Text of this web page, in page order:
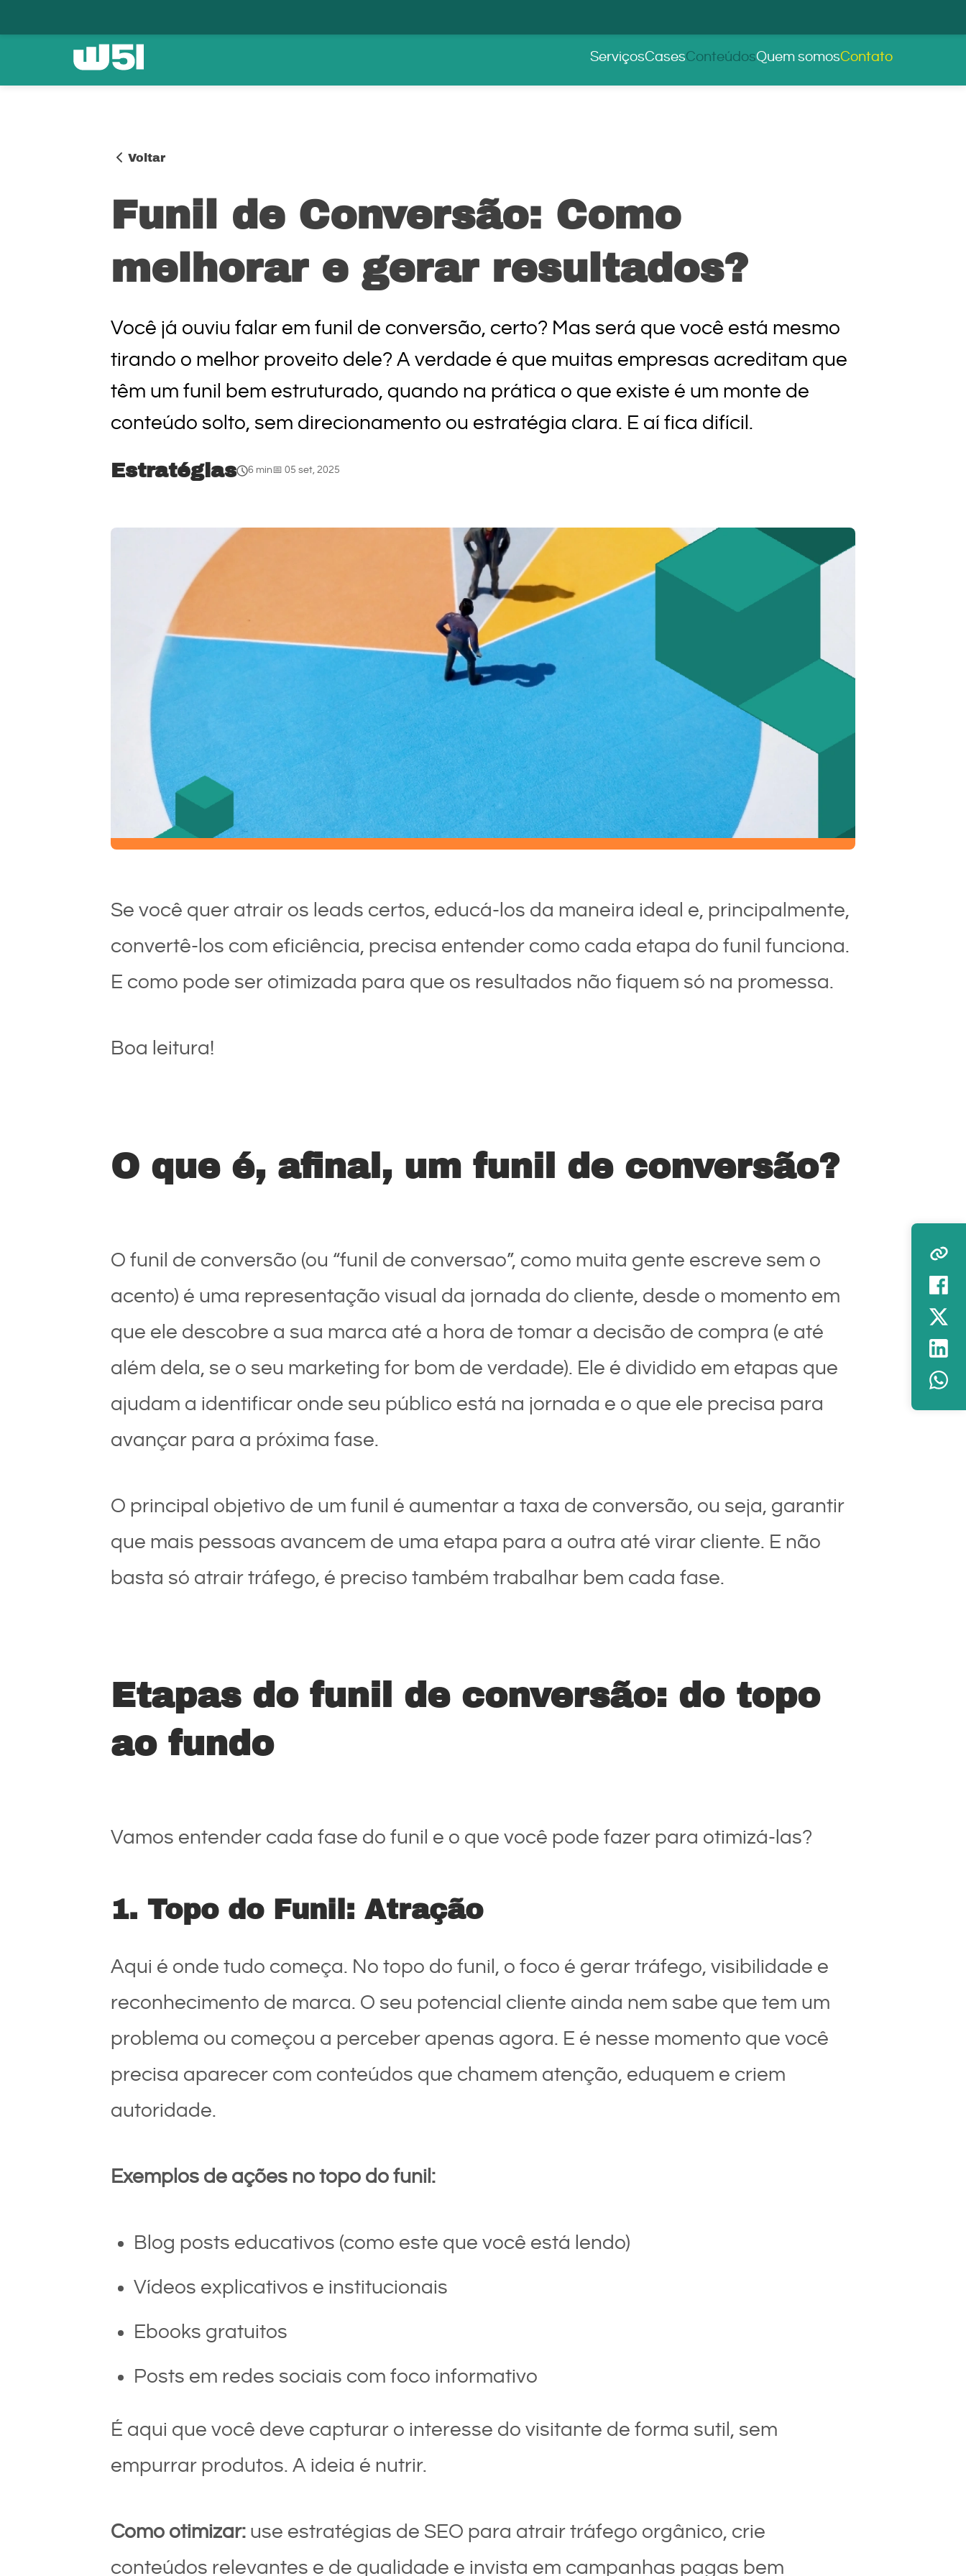
ServiçosCasesConteúdosQuem somosContato
Voltar
Funil de Conversão: Como
melhorar e gerar resultados?
Você já ouviu falar em funil de conversão, certo? Mas será que você está mesmo
tirando o melhor proveito dele? A verdade é que muitas empresas acreditam que
têm um funil bem estruturado, quando na prática o que existe é um monte de
conteúdo solto, sem direcionamento ou estratégia clara. E aí fica difícil.
Estratégias 6 min 📅 05 set, 2025
Se você quer atrair os leads certos, educá-los da maneira ideal e, principalmente,
convertê-los com eficiência, precisa entender como cada etapa do funil funciona.
E como pode ser otimizada para que os resultados não fiquem só na promessa.
Boa leitura!
O que é, afinal, um funil de conversão?
O funil de conversão (ou “funil de conversao”, como muita gente escreve sem o
acento) é uma representação visual da jornada do cliente, desde o momento em
que ele descobre a sua marca até a hora de tomar a decisão de compra (e até
além dela, se o seu marketing for bom de verdade). Ele é dividido em etapas que
ajudam a identificar onde seu público está na jornada e o que ele precisa para
avançar para a próxima fase.
O principal objetivo de um funil é aumentar a taxa de conversão, ou seja, garantir
que mais pessoas avancem de uma etapa para a outra até virar cliente. E não
basta só atrair tráfego, é preciso também trabalhar bem cada fase.
Etapas do funil de conversão: do topo
ao fundo
Vamos entender cada fase do funil e o que você pode fazer para otimizá-las?
1. Topo do Funil: Atração
Aqui é onde tudo começa. No topo do funil, o foco é gerar tráfego, visibilidade e
reconhecimento de marca. O seu potencial cliente ainda nem sabe que tem um
problema ou começou a perceber apenas agora. E é nesse momento que você
precisa aparecer com conteúdos que chamem atenção, eduquem e criem
autoridade.
Exemplos de ações no topo do funil:
Blog posts educativos (como este que você está lendo)
Vídeos explicativos e institucionais
Ebooks gratuitos
Posts em redes sociais com foco informativo
É aqui que você deve capturar o interesse do visitante de forma sutil, sem
empurrar produtos. A ideia é nutrir.
Como otimizar: use estratégias de SEO para atrair tráfego orgânico, crie
conteúdos relevantes e de qualidade e invista em campanhas pagas bem